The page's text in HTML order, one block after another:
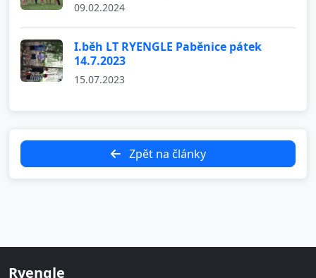
09.02.2024
I.běh LT RYENGLE Paběnice pátek
14.7.2023
15.07.2023
Zpět na články
Ryengle